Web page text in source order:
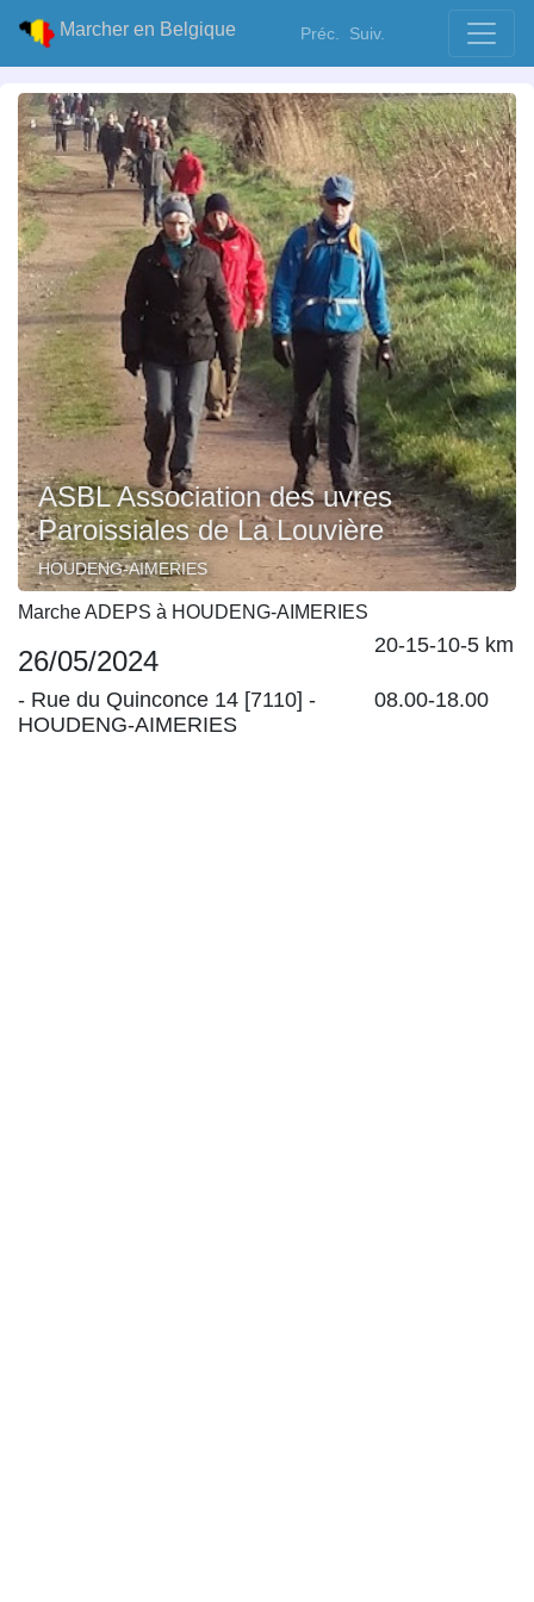
Marcher en Belgique Préc. Suiv.
ASBL Association des uvres
Paroissiales de La Louvière
HOUDENG-AIMERIES
Marche ADEPS à HOUDENG-AIMERIES
26/05/2024 20-15-10-5 km
- Rue du Quinconce 14 [7110] -
HOUDENG-AIMERIES
08.00-18.00